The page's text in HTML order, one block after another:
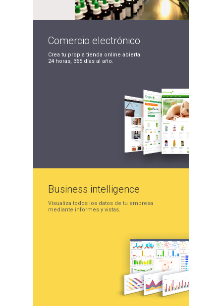
Comercioelectrónico
Crea tu propia tienda online abierta
24 horas, 365 días al año.
Business intelligence
Visualiza todos los datos de tu empresa
mediante informes y vistas.